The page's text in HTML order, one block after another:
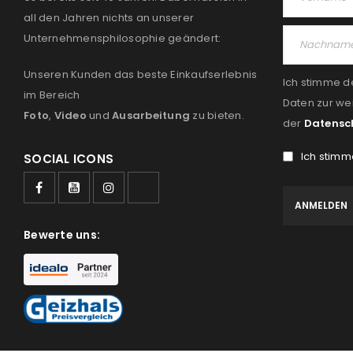
all den Jahren nichts an unserer
Unternehmensphilosophie geändert:
Unseren Kunden das beste Einkaufserlebnis
im Bereich
Foto, Video und Ausarbeitung zu bieten.
SOCIAL ICONS
Bewerte uns:
Ich stimme
Daten zur
der
Ich